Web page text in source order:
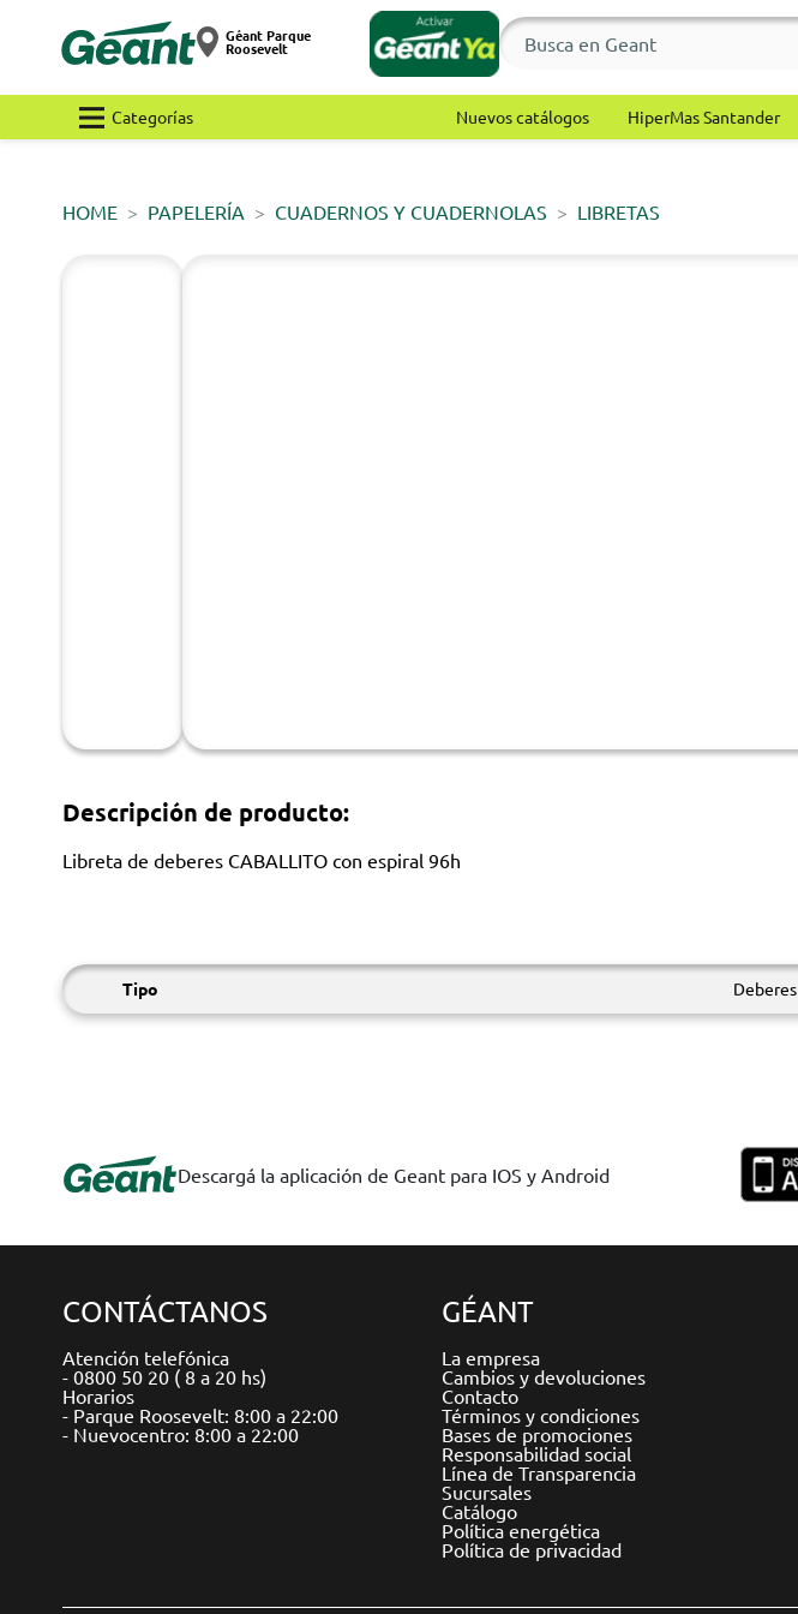
Géant Parque
Roosevelt
Categorías Nuevos catálogos HiperMas Santander
HOME PAPELERÍA CUADERNOS Y CUADERNOLAS LIBRETAS
Descripción de producto:
Libreta de deberes CABALLITO con espiral 96h
Tipo Deberes
Descargá la aplicación de Geant para IOS y Android
CONTÁCTANOS
Atención telefónica
- 0800 50 20 ( 8 a 20 hs)
Horarios
- Parque Roosevelt: 8:00 a 22:00
- Nuevocentro: 8:00 a 22:00
GÉANT
La empresa
Cambios y devoluciones
Contacto
Términos y condiciones
Bases de promociones
Responsabilidad social
Línea de Transparencia
Sucursales
Catálogo
Política energética
Política de privacidad